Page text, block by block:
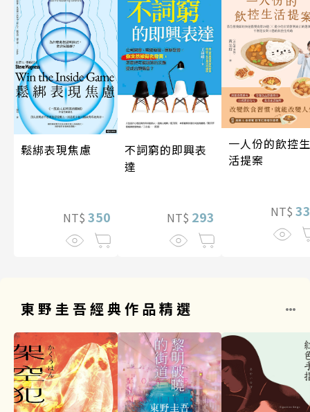
鬆綁表現焦慮
NT$ 350
不詞窮的即興表
達
NT$ 293
一人份的飲控生
活提案
NT$
東野圭吾經典作品精選